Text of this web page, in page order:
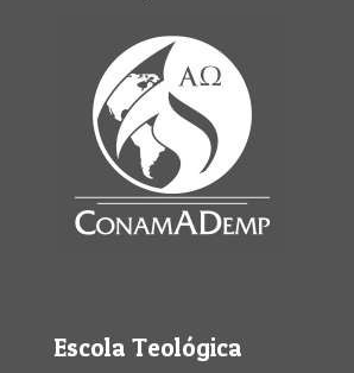
Escola Teológica